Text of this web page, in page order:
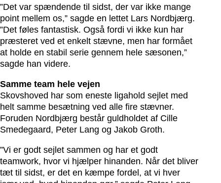
”Det var spændende til sidst, der var ikke mange
point mellem os,” sagde en lettet Lars Nordbjærg.
”Det føles fantastisk. Også fordi vi ikke kun har
præsteret ved et enkelt stævne, men har formået
at holde en stabil serie gennem hele sæsonen,”
sagde han videre.
Samme team hele vejen
Skovshoved har som eneste ligahold sejlet med
helt samme besætning ved alle fire stævner.
Foruden Nordbjærg består guldholdet af Cille
Smedegaard, Peter Lang og Jakob Groth.
”Vi er godt sejlet sammen og har et godt
teamwork, hvor vi hjælper hinanden. Når det bliver
tæt til sidst, er det en kæmpe fordel, at vi hver